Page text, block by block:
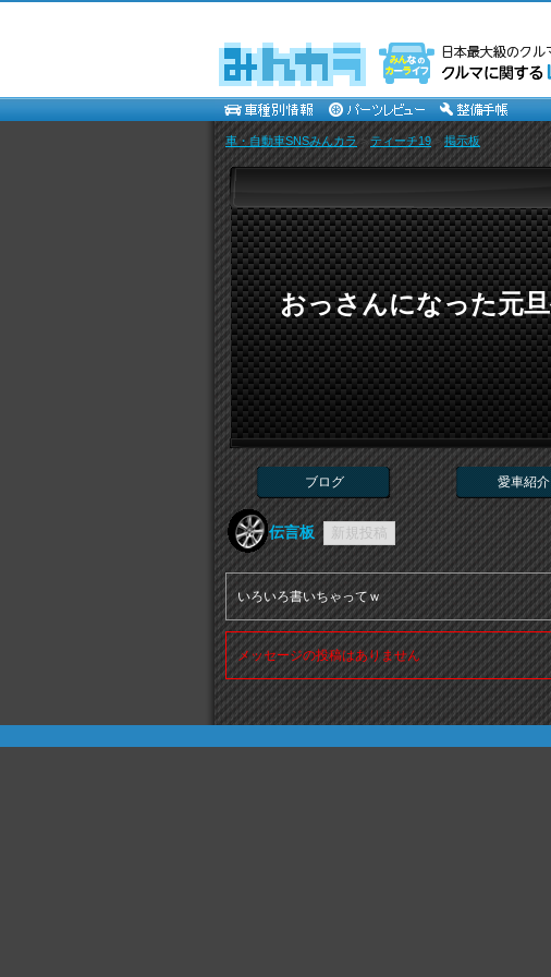
車・自動車SNSみんカラ>ティーチ19> 掲示板
おっさんになった元
ブログ 愛車紹介
伝言板
いろいろ書いちゃってｗ
メッセージの投稿はありません